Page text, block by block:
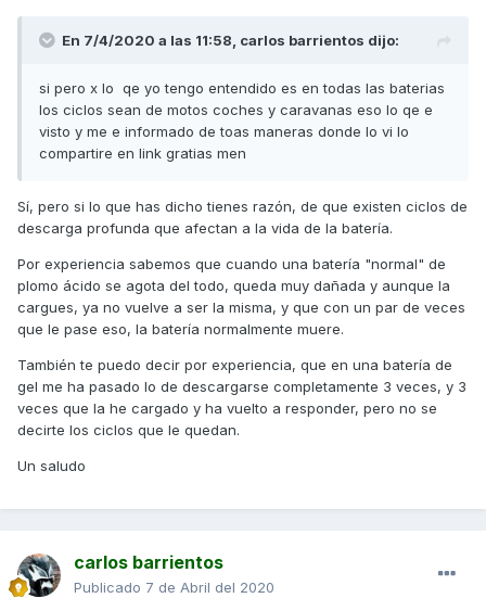
En 7/4/2020 a las 11:58, carlos barrientos dijo:
si pero x lo qe yo tengo entendido es en todas las baterias
los ciclos sean de motos coches y caravanas eso lo qe e
visto y me e informado de toas maneras donde lo vi lo
compartire en link gratias men
Sí, pero si lo que has dicho tienes razón, de que existen ciclos de
descarga profunda que afectan a la vida de la batería.
Por experiencia sabemos que cuando una batería "normal" de
plomo ácido se agota del todo, queda muy dañada y aunque la
cargues, ya no vuelve a ser la misma, y que con un par de veces
que le pase eso, la batería normalmente muere.
También te puedo decir por experiencia, que en una batería de
gel me ha pasado lo de descargarse completamente 3 veces, y 3
veces que la he cargado y ha vuelto a responder, pero no se
decirte los ciclos que le quedan.
Un saludo
carlos barrientos
Publicado 7 de Abril del 2020